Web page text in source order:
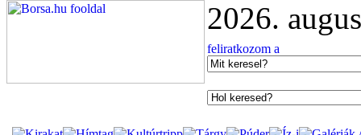
2026.